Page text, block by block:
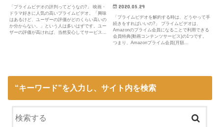
「プライムビデオの評判ってどうなの?」 映画・
ドラマ好きに人気の高いプライムビデオ。「興味
はあるけど、ユーザーの評価がどのくらい高いの
か分からない。」という人は多いはずです。ユー
ザーの評価が高ければ、当然安心してサービス…
2020.05.29
「プライムビデオを解約する時は、どうやって手
続きをすればいいの?」 プライムビデオは、
Amazonのプライム会員になることで利用できる
会員特典(動画コンテンツサービス)の1つです。
つまり、Amazonプライム会員(月額…
“キーワード”を入力し、サイト内を検索